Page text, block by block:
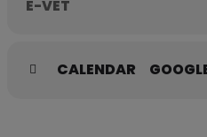
E-VET
CALENDAR